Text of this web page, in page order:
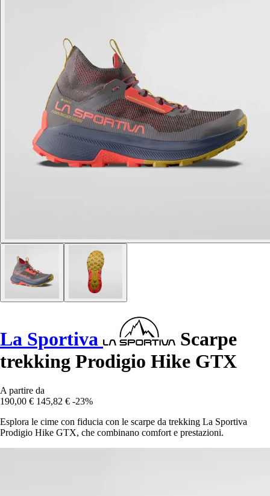
La Sportiva
Scarpe
trekking Prodigio Hike GTX
A partire da
190,00 € 145,82 € -23%
Esplora le cime con fiducia con le scarpe da trekking La Sportiva
Prodigio Hike GTX, che combinano comfort e prestazioni.